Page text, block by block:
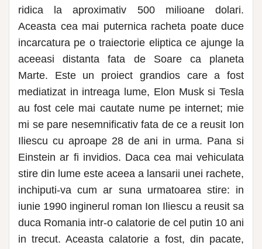
ridica la aproximativ 500 milioane dolari.
Aceasta cea mai puternica racheta poate duce
incarcatura pe o traiectorie eliptica ce ajunge la
aceeasi distanta fata de Soare ca planeta
Marte. Este un proiect grandios care a fost
mediatizat in intreaga lume, Elon Musk si Tesla
au fost cele mai cautate nume pe internet; mie
mi se pare nesemnificativ fata de ce a reusit Ion
Iliescu cu aproape 28 de ani in urma. Pana si
Einstein ar fi invidios. Daca cea mai vehiculata
stire din lume este aceea a lansarii unei rachete,
inchiputi-va cum ar suna urmatoarea stire: in
iunie 1990 inginerul roman Ion Iliescu a reusit sa
duca Romania intr-o calatorie de cel putin 10 ani
in trecut. Aceasta calatorie a fost, din pacate,